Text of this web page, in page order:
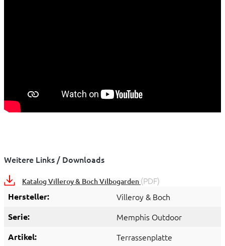
Weitere Links / Downloads
Katalog Villeroy & Boch Vilbogarden (PDF)
Hersteller: Villeroy & Boch
Serie: Memphis Outdoor
Artikel: Terrassenplatte